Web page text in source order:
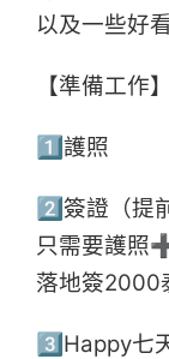
以及一些好
【準備工作】
1⃣護照
2⃣簽證（提
只需要護照
落地簽2000
3⃣Happy七